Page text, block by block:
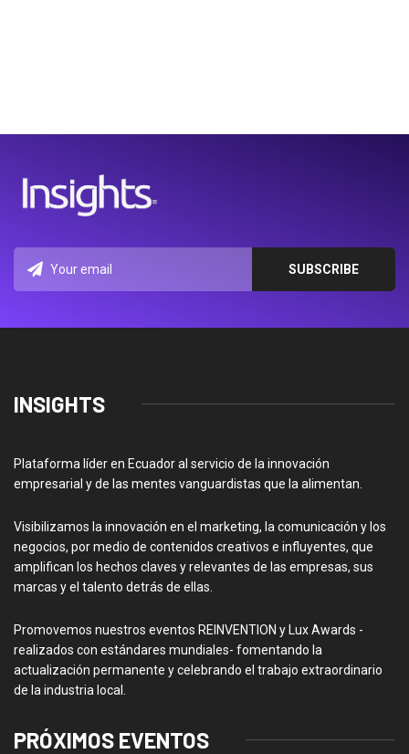
INSIGHTS
Plataforma líder en Ecuador al servicio de la innovación
empresarial y de las mentes vanguardistas que la alimentan.
Visibilizamos la innovación en el marketing, la comunicación y los
negocios, por medio de contenidos creativos e influyentes, que
amplifican los hechos claves y relevantes de las empresas, sus
marcas y el talento detrás de ellas.
Promovemos nuestros eventos REINVENTION y Lux Awards -
realizados con estándares mundiales- fomentando la
actualización permanente y celebrando el trabajo extraordinario
de la industria local.
PRÓXIMOS EVENTOS